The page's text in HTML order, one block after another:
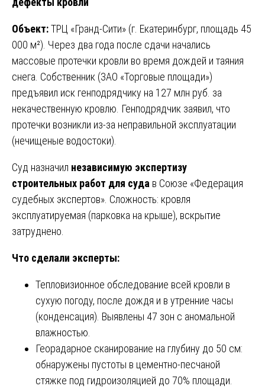
Объект:ТРЦ «Гранд-Сити» (г. Екатеринбург, площадь 45
000 м²). Через два года после сдачи начались
массовые протечки кровли во время дождей и таяния
снега. Собственник (ЗАО «Торговые площади»)
предъявил иск генподрядчику на 127 млн руб. за
некачественную кровлю. Генподрядчик заявил, что
протечки возникли из-за неправильной эксплуатации
(нечищеные водостоки).
Суд назначил независимую экспертизу
строительных работ для суда в Союзе «Федерация
судебных экспертов». Сложность: кровля
эксплуатируемая (парковка на крыше), вскрытие
затруднено.
Что сделали эксперты:
Тепловизионное обследование всей кровли в
сухую погоду, после дождя и в утренние часы
(конденсация). Выявлены 47 зон с аномальной
влажностью.
Георадарное сканирование на глубину до 50 см:
обнаружены пустоты в цементно-песчаной
стяжке под гидроизоляцией до 70% площади.